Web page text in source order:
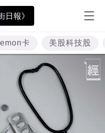
日報》
卡 美股科技股